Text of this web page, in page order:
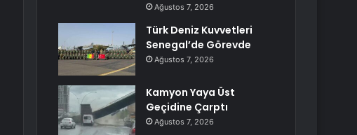
Ağustos 7, 2026
Türk Deniz Kuvvetleri
Senegal’de Görevde
Ağustos 7, 2026
Kamyon Yaya Üst
Geçidine Çarptı
Ağustos 7, 2026